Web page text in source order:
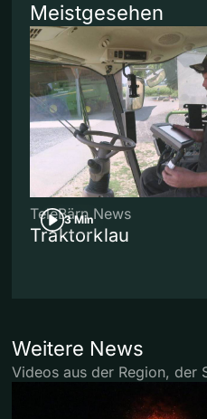
Meistgesehen
3 Min
TeleBärn News
Traktorklau
Weitere News
Videos aus der Region, der